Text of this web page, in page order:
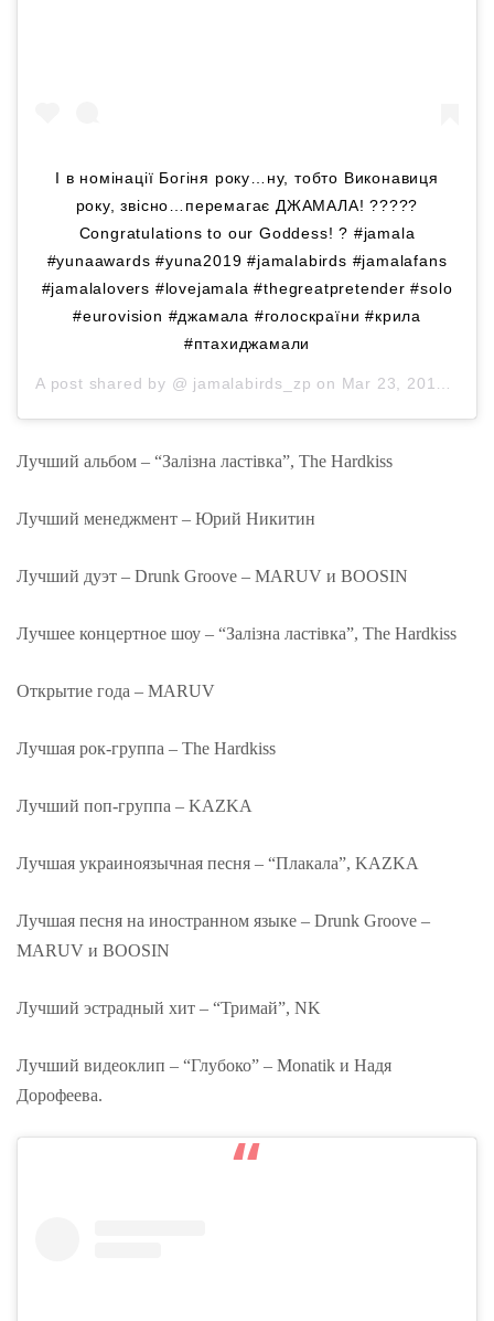
І в номінації Богіня року…ну, тобто Виконавиця
року, звісно…перемагає ДЖАМАЛА! ?????
Congratulations to our Goddess! ? #jamala
#yunaawards #yuna2019 #jamalabirds #jamalafans
#jamalalovers #lovejamala #thegreatpretender #solo
#eurovision #джамала #голоскраїни #крила
#птахиджамали
A post shared by @ jamalabirds_zp on Mar 23, 2019 at 1:47am PDT
Лучший альбом – “Залізна ластівка”, The Hardkіss
Лучший менеджмент – Юрий Никитин
Лучший дуэт – Drunk Groove – MARUV и BOOSIN
Лучшее концертное шоу – “Залізна ластівка”, The Hardkіss
Открытие года – MARUV
Лучшая рок-группа – The Hardkiss
Лучший поп-группа – KAZKA
Лучшая украиноязычная песня – “Плакала”, KAZKA
Лучшая песня на иностранном языке – Drunk Groove –
MARUV и BOOSIN
Лучший эстрадный хит – “Тримай”, NK
Лучший видеоклип – “Глубоко” – Monatik и Надя
Дорофеева.